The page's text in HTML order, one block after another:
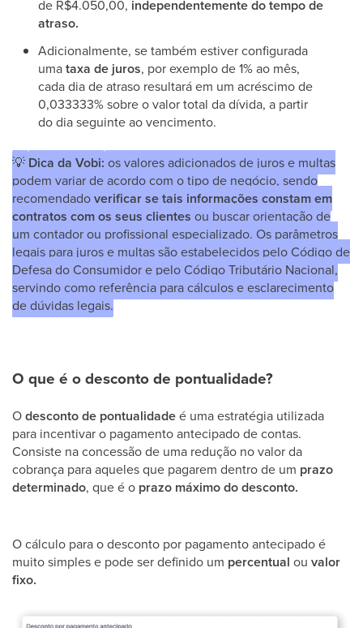
de R$4.050,00, independentemente do tempo de
atraso.
Adicionalmente, se também estiver configurada
umataxa de juros, por exemplo de 1% ao mês,
cada dia de atraso resultará em um acréscimo de
0,033333% sobre o valor total da dívida, a partir
do dia seguinte ao vencimento.
💡 Dica da Vobi: os valores adicionados de juros e multas
podem variar de acordo com o tipo de negócio, sendo
recomendadoverificar se tais informações constam em
contratos com os seus clientes ou buscar orientação de
um contador ou profissional especializado. Os parâmetros
legais para juros e multas são estabelecidos pelo Código de
Defesa do Consumidor e pelo Código Tributário Nacional,
servindo como referência para cálculos e esclarecimento
de dúvidas legais.
O que é o desconto de pontualidade?
Odesconto de pontualidadeé uma estratégia utilizada
para incentivar o pagamento antecipado de contas.
Consiste na concessão de uma redução no valor da
cobrança para aqueles que pagarem dentro de um prazo
determinado, que é o prazo máximo do desconto.
O cálculo para o desconto por pagamento antecipado é
muito simples e pode ser definido um percentual ou valor
fixo.